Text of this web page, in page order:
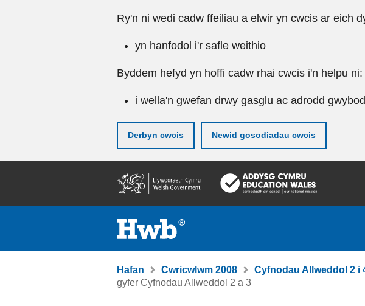
Ry'n ni wedi cadw ffeiliau a elwir yn cwcis ar eich
yn hanfodol i'r safle weithio
Byddem hefyd yn hoffi cadw rhai cwcis i'n helpu ni:
i wella'n gwefan drwy gasglu ac adrodd
Derbyn cwcis Newid gosodiadau cwcis
gynnwy
Hafan Cwricwlwm 2008 Cyfnodau Allweddol 2 i
gyfer Cyfnodau Allweddol 2 a 3